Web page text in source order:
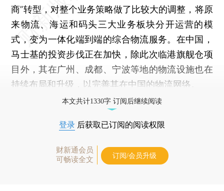
商”转型，对整个业务策略做了比较大的调整，将原
来物流、海运和码头三大业务板块分开运营的模
式，变为一体化端到端的综合物流服务。在中国，
马士基的投资步伐正在加快，除此次临港旗舰仓项
目外，其在广州、成都、宁波等地的物流设施也在
持续布局和升级，以完善其在中国的物流网络。
本文共计1330字 订阅后继续阅读
登录 后获取已订阅的阅读权限
财新通会员
可畅读全文
订阅/会员升级